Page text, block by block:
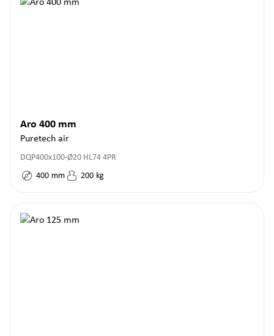
Aro 400 mm
Puretech air
DQP400x100-Ø20 HL74 4PR
400 mm 200 kg